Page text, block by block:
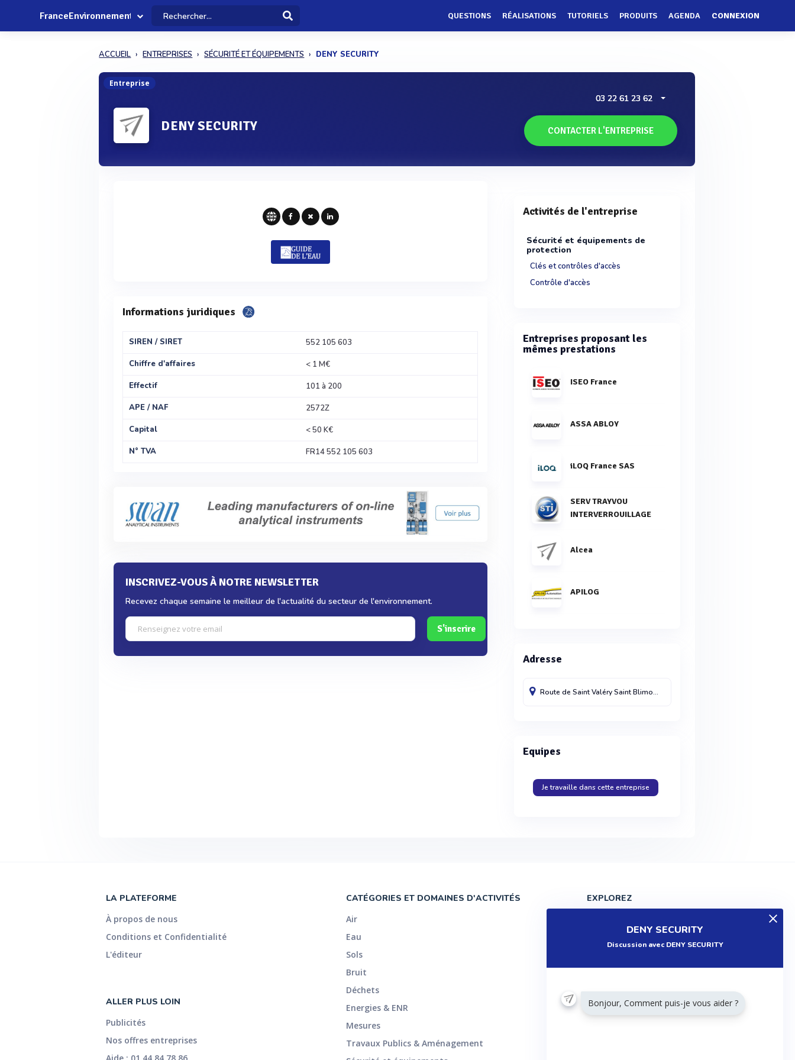
FranceEnvironnement QUESTIONS RÉALISATIONS TUTORIELS PRODUITS AGENDA CONNEXION
ACCUEIL ENTREPRISES SÉCURITÉ ET ÉQUIPEMENTS DENY SECURITY
Entreprise
DENY SECURITY
DENY SECURITY
Discussion avec DENY SECURITY
Bonjour, Comment puis-je vous aider ?
03 22 61 23 62
CONTACTER L'ENTREPRISE
Informations juridiques
SIREN / SIRET
552 105 603
Chiffre d'affaires
< 1 M€
Effectif
101 à 200
APE / NAF
2572Z
Capital
< 50 K€
N° TVA
FR14 552 105 603
INSCRIVEZ-VOUS À NOTRE NEWSLETTER
Recevez chaque semaine le meilleur de l'actualité du secteur de l'environnement.
S'inscrire
Activités de l'entreprise
Sécurité et équipements de
protection
Clés et contrôles d'accès
Contrôle d'accès
Entreprises proposant les
mêmes prestations
ISEO France
ASSA ABLOY
iLOQ France SAS
SERV TRAYVOU
INTERVERROUILLAGE
Alcea
APILOG
Adresse
Route de Saint ValérySaint Blimont
Equipes
Je travaille dans cette entreprise
LA PLATEFORME
À propos de nous
Conditions et Confidentialité
L'éditeur
ALLER PLUS LOIN
Publicités
Nos offres entreprises
CATÉGORIES ET DOMAINES D'ACTIVITÉS
Air
Eau
Sols
Bruit
Déchets
Energies & ENR
Mesures
Travaux Publics & Aménagement
EXPLOREZ
Entreprises
Tutoriels
Articles